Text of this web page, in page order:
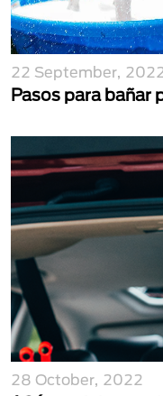
22 September, 2022
Pasos para bañar
28 October, 2022